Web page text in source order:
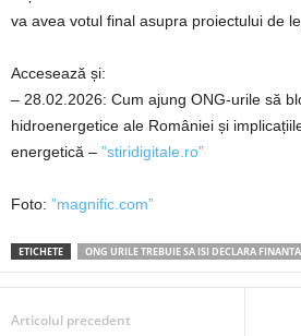
va avea votul final asupra proiectului de
Accesează și:
– 28.02.2026: Cum ajung ONG-urile să
hidroenergetice ale României și
energetică – ”stiridigitale.ro”
Foto: ”magnific.com”
ETICHETE ONG URILE TREBUIE SA ISI DECLARA
Articolul precedent